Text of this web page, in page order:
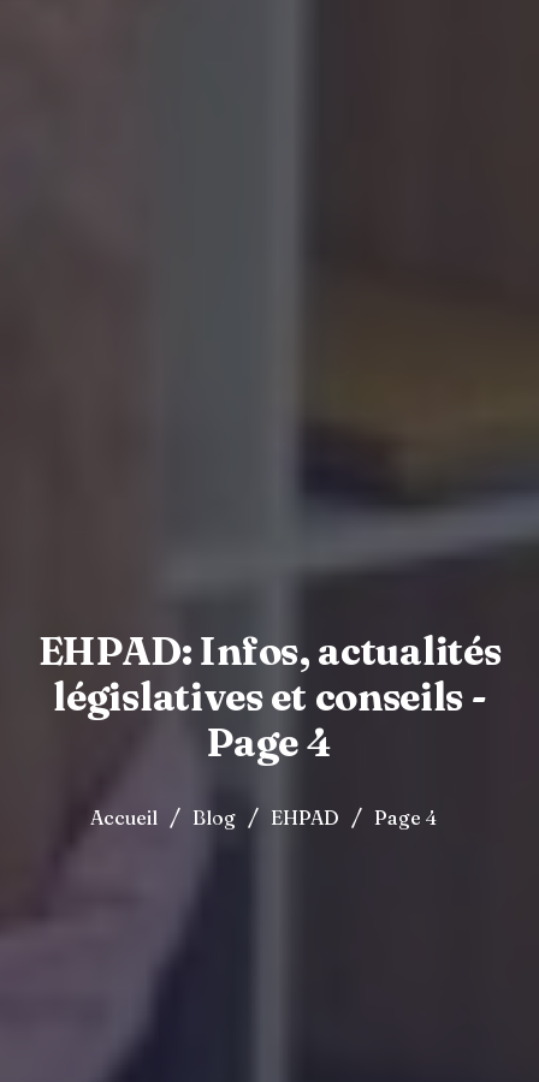
EHPAD: Infos, actualités
législatives et conseils -
Page 4
Accueil / Blog / EHPAD / Page 4